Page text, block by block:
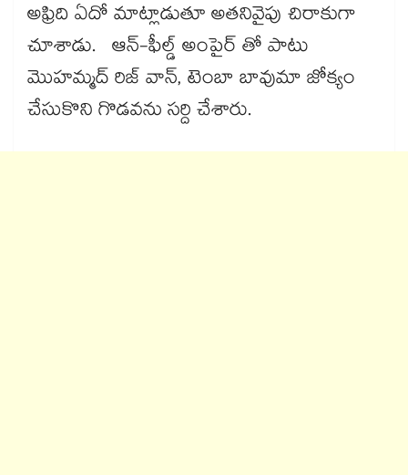
అఫ్రిది ఏదో మాట్లాడుతూ అతనివైపు చిరాకుగా
చూశాడు. ఆన్-ఫీల్డ్ అంపైర్ తో పాటు
మొహమ్మద్ రిజ్ వాన్, టెంబా బావుమా జోక్యం
చేసుకొని గొడవను సర్ది చేశారు.